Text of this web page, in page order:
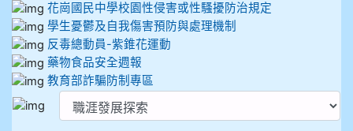
花崗國民中學校園性侵害或性騷擾防治規定
學生憂鬱及自我傷害預防與處理機制
反毒總動員-紫錐花運動
藥物食品安全週報
教育部詐騙防制專區